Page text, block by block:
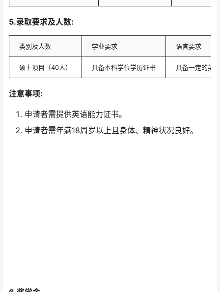
5.录取要求及人数:
类别及人数 学业要求 语言要求
硕士项目（40人） 具备本科学位学历证书 具备一定的英
注意事项:
申请者需提供英语能力证书。
申请者需年满18周岁以上且身体、精神状况良好。